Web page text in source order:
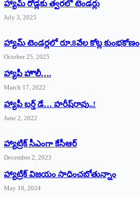
హ్యామ్‌ రోడ్లకు త్వరలో టెండర్లు
July 3, 2025
హ్యామ్‌ ‌టెండర్లలో రూ.8వేల కోట్ల కుంభకోణం
October 25, 2025
హ్యాపీ హొలీ….
March 17, 2022
హ్యాపీ బర్త్ ‌డే… హరీష్‌రావు..!
June 2, 2022
హ్యాట్రిక్‌ ‌సీఎంగా కేసీఆర్‌
December 2, 2023
హ్యాట్రిక్‌ విజయం సాధించబోతున్నాం
May 18, 2024